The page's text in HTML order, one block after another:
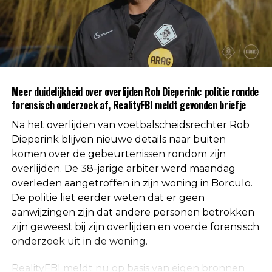
politie weten dat er geen aanwijzingen zijn
gevonden voor betrokkenheid van andere
personen. Daarmee is die mogelijkheid volgens de
autoriteiten uitgesloten.
worden geen verdere mededelingen gedaan over
de doodsoorzaak.
Een vaste waarde in de Nederlandse
arbitrage
Met het overlijden van Rob Dieperink verliest het
Nederlandse voetbal een scheidsrechter die
jarenlang actief was op het hoogste niveau.
Dieperink begon al op jonge leeftijd met fluiten in
het amateurvoetbal en werkte zich stap voor stap
Meer duidelijkheid over overlijden Rob Dieperink: politie rondde
forensisch onderzoek af, RealityFBI meldt gevonden briefje
Na het overlijden van voetbalscheidsrechter Rob
Dieperink blijven nieuwe details naar buiten
komen over de gebeurtenissen rondom zijn
overlijden. De 38-jarige arbiter werd maandag
overleden aangetroffen in zijn woning in Borculo.
De politie liet eerder weten dat er geen
aanwijzingen zijn dat andere personen betrokken
zijn geweest bij zijn overlijden en voerde forensisch
onderzoek uit in de woning.
RealityFBI meldt nu op basis van eigen bronnen